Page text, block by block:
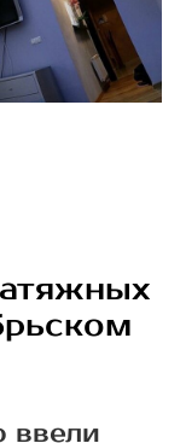
ввели